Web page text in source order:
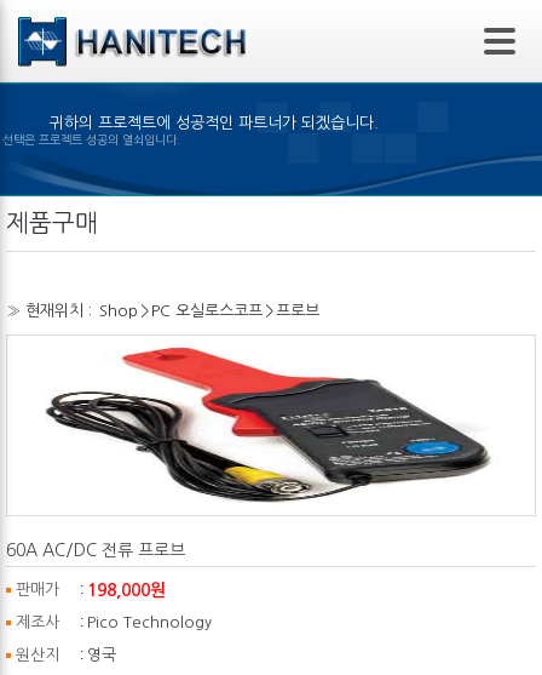
본문 바로가기
귀하의 프로젝트에 성공적인 파트너가 되겠습니다.
제품의 선택은 프로젝트 성공의 열쇠입니다.
제품구매
» 현재위치 : Shop > PC 오실로스코프 >프로브
60A AC/DC 전류 프로브
판매가 : 198,000원
제조사 : Pico Technology
원산지 : 영국